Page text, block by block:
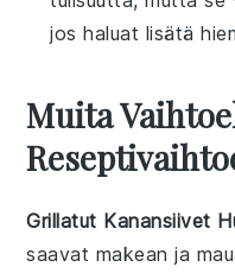
jos haluat lisätä
Muita
Grillatut Kanansiivet
saavat makean ja